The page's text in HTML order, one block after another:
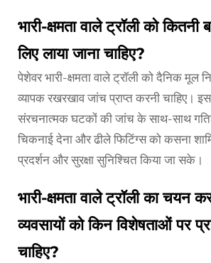
भारी-क्षमता वाले ट्रॉली को
लिए लाया जाना चाहिए?
पेशेवर भारी-क्षमता वाले ट्रॉली को दैनिक मूल
व्यापक रखरखाव जांच प्राप्त करनी चाहिए।
संरचनात्मक घटकों की जांच के साथ-साथ
चिकनाई देना और ढीले फिटिंग्स को कसना
प्रदर्शन और सुरक्षा सुनिश्चित किया जा सके।
भारी-क्षमता वाले ट्रॉली का चयन
व्यवसायों को किन विशेषताओं पर
चाहिए?